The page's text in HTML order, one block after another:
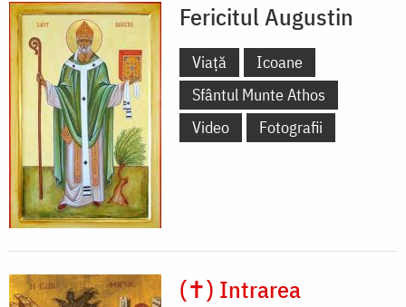
Fericitul Augustin
Viață
Icoane
Sfântul Munte Athos
Video
Fotografii
(✝) Intrarea